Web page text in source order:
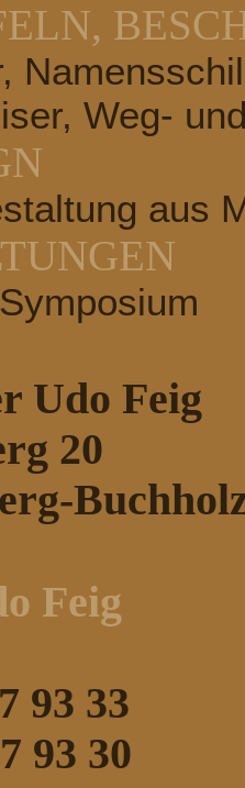
Weg-
aus
Udo Feig
20
Feig
93 33
93 30